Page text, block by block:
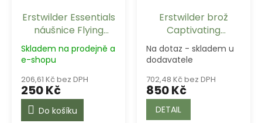
Erstwilder Essentials
náušnice Flying
Witch - Orange
Skladem na prodejně a
e-shopu
206,61 Kč bez DPH
250 Kč
Do košíku
Erstwilder brož
Captivating
Concoction
Na dotaz - skladem u
dodavatele
702,48 Kč bez DPH
850 Kč
DETAIL